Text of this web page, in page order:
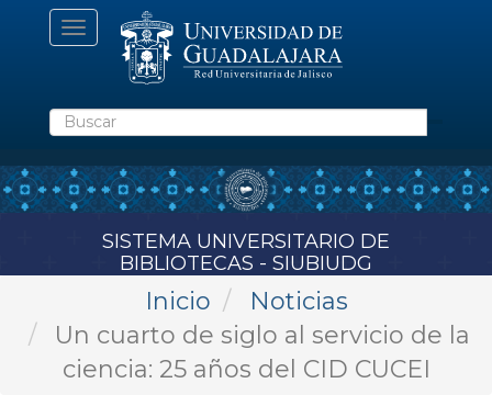
Toggle
navigation
Buscar
SISTEMA UNIVERSITARIO DE
BIBLIOTECAS - SIUBIUDG
Inicio
Noticias
Un cuarto de siglo al servicio de la
ciencia: 25 años del CID CUCEI